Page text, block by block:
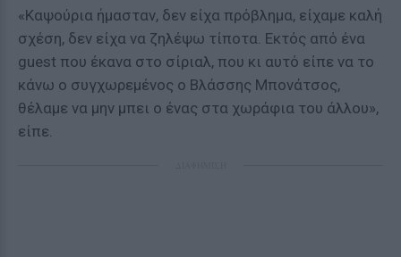
«Καψούρια ήμασταν, δεν είχα πρόβλημα, είχαμε καλή
σχέση, δεν είχα να ζηλέψω τίποτα. Εκτός από ένα
guest που έκανα στο σίριαλ, που κι αυτό είπε να το
κάνω ο συγχωρεμένος ο Βλάσσης Μπονάτσος,
θέλαμε να μην μπει ο ένας στα χωράφια του άλλου»,
είπε.